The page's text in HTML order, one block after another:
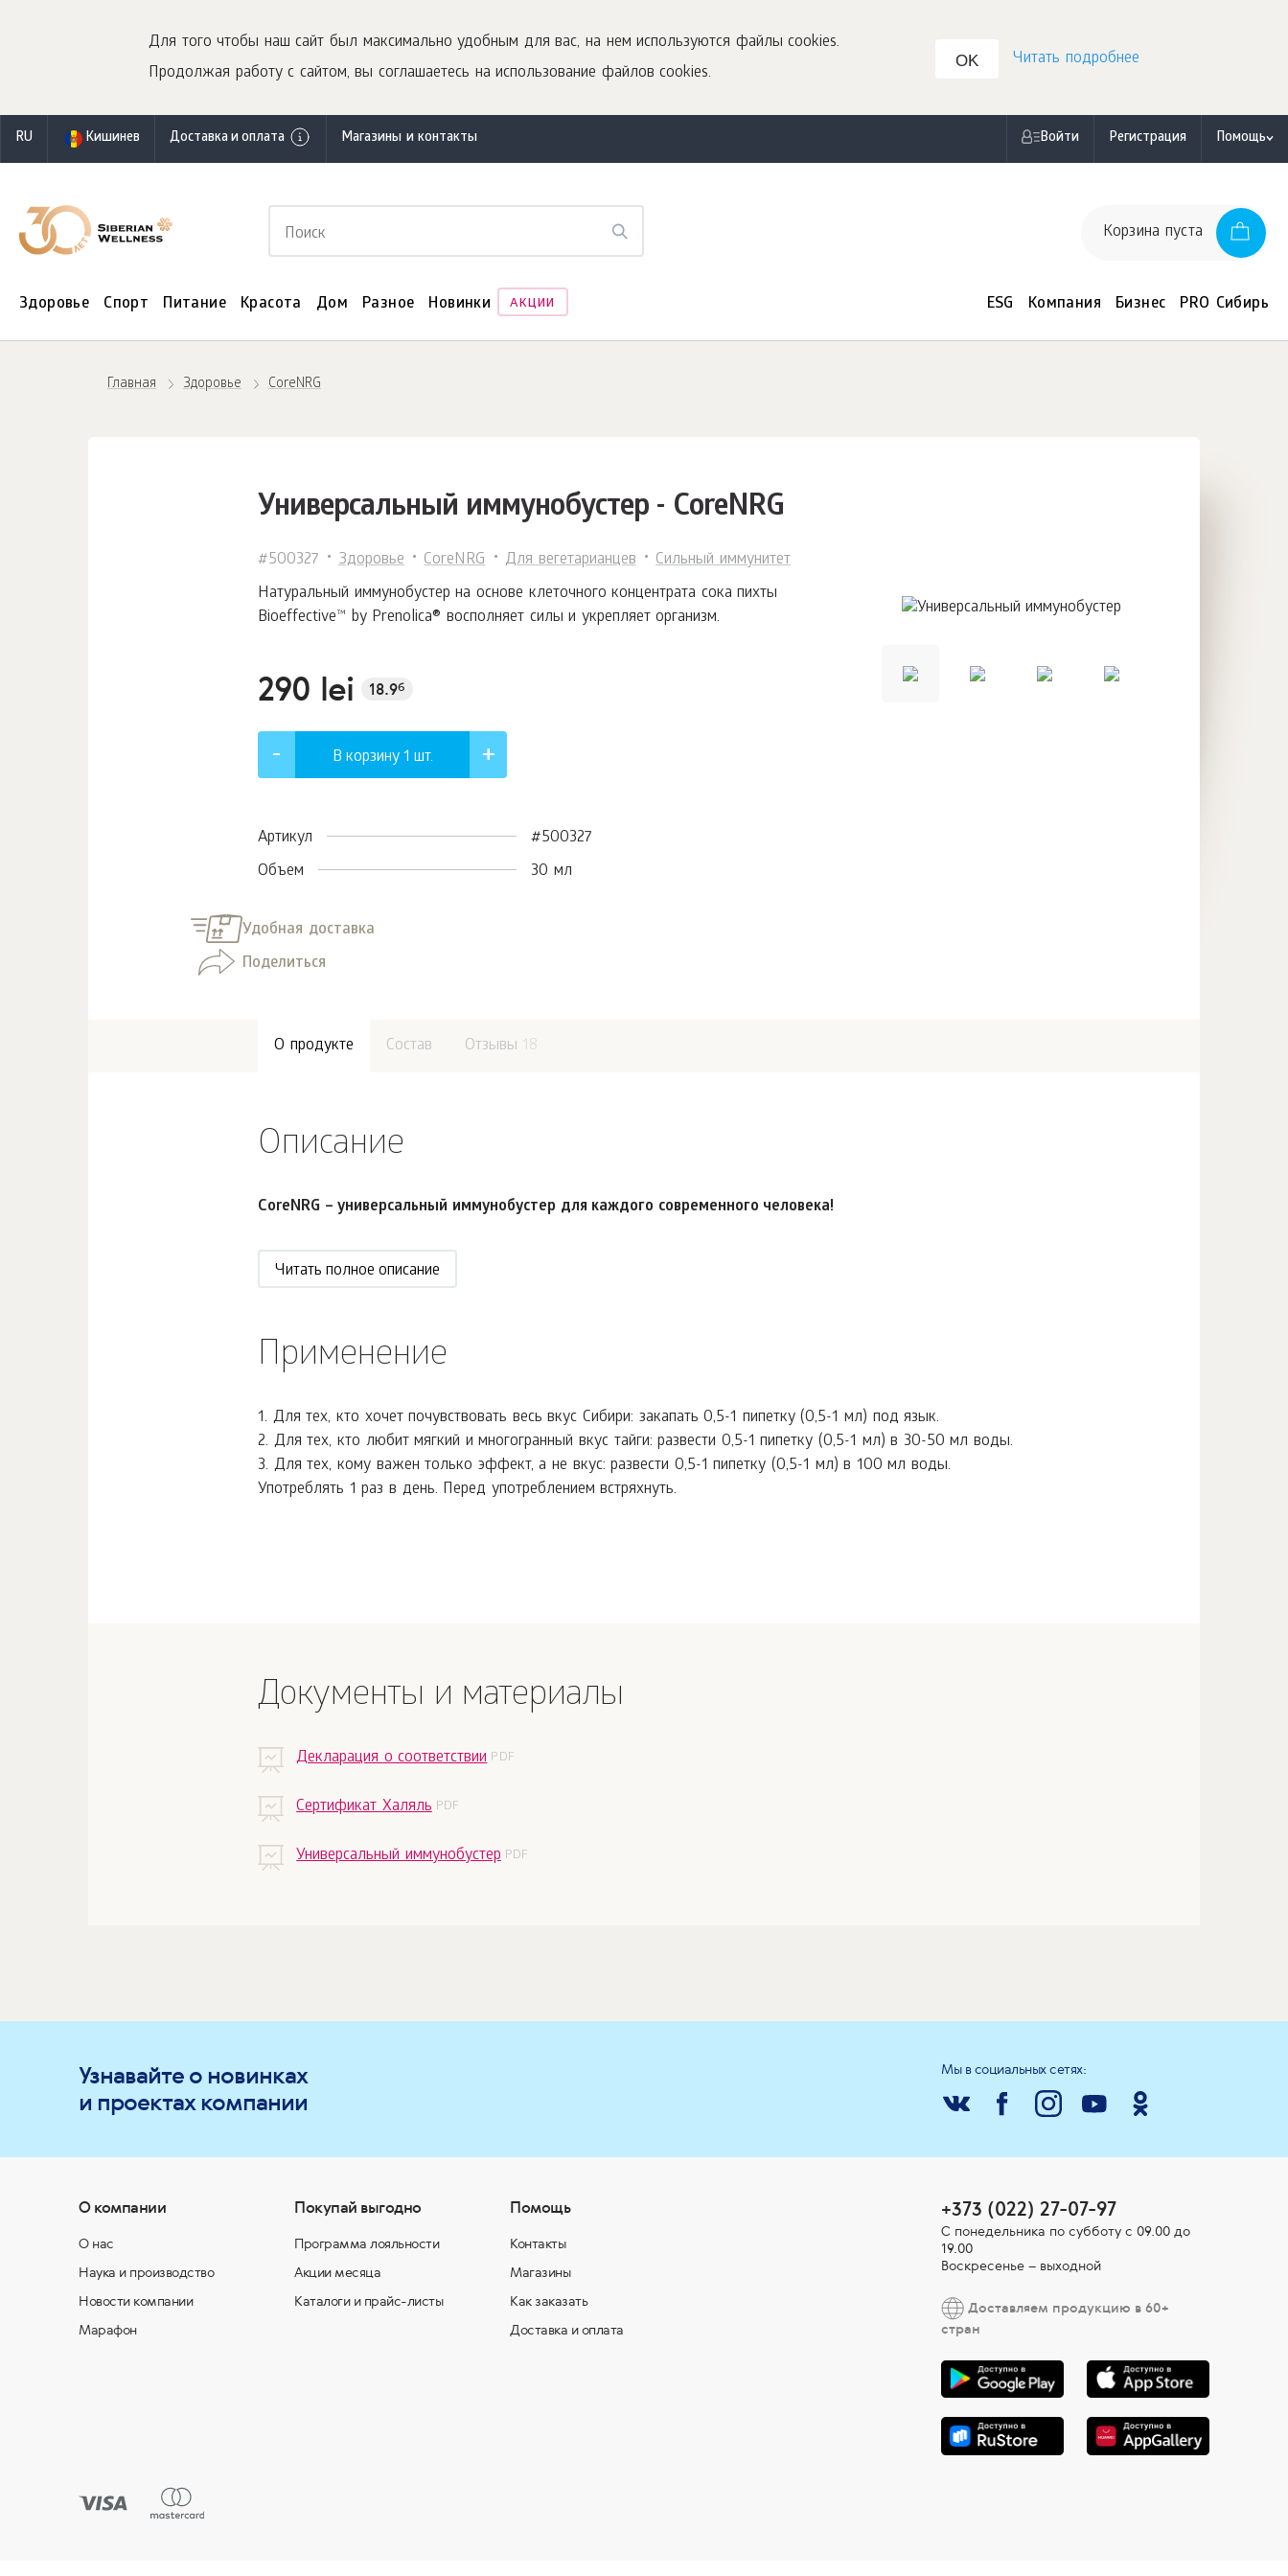
Для того чтобы наш сайт был максимально удобным для вас, на нем используются файлы cookies.
Продолжая работу с сайтом, вы соглашаетесь на использование файлов cookies.
OK Читать подробнее
RU Кишинев Доставка и оплата Магазины и контакты Войти Регистрация Помощь
Корзина пуста
Здоровье Спорт Питание Красота Дом Разное Новинки АКЦИИ ESG Компания Бизнес PRO Сибирь
Главная Здоровье СoreNRG
Универсальный иммунобустер - СoreNRG
#500327 Здоровье СoreNRG Для вегетарианцев
Сильный иммунитет
Натуральный иммунобустер на основе клеточного концентрата сока пихты
Bioeffective™ by Prenolica® восполняет силы и укрепляет организм.
290 lei 18.9б
В корзину 1 шт.
Артикул
#500327
Объем
30 мл
Удобная доставка
Поделиться
О продукте Состав Отзывы 18
Описание
CoreNRG – универсальный иммунобустер для каждого современного человека!
Читать полное описание
Применение
1. Для тех, кто хочет почувствовать весь вкус Сибири: закапать 0,5-1 пипетку (0,5-1 мл) под язык.
2. Для тех, кто любит мягкий и многогранный вкус тайги: развести 0,5-1 пипетку (0,5-1 мл) в 30-50 мл воды.
3. Для тех, кому важен только эффект, а не вкус: развести 0,5-1 пипетку (0,5-1 мл) в 100 мл воды.
Употреблять 1 раз в день. Перед употреблением встряхнуть.
Документы и материалы
Декларация о соответствии
Сертификат Халяль
Универсальный иммунобустер
Узнавайте о новинках
и проектах компании
Мы в социальных сетях:
О компании
О нас
Наука и производство
Новости компании
Марафон
Покупай выгодно
Программа лояльности
Акции месяца
Каталоги и прайс-листы
Помощь
Контакты
Магазины
Как заказать
Доставка и оплата
+373 (022) 27-07-97
С понедельника по субботу с 09.00 до
19.00
Воскресенье – выходной
Доставляем продукцию в 60+
стран